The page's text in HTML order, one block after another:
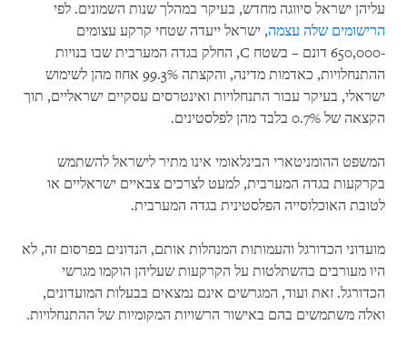
עליהן ישראל סיווגה מחדש, בעיקר במהלך שנות השמונים. לפי
הרישומים שלה עצמה, ישראל ייעדה שטחי קרקע עצומים
-650,000 דונם – בשטח C, החלק בגדה המערבית שבו בנויות
ההתנחלויות, כאדמות מדינה, והקצתה 99.3% אחוז מהן לשימוש
ישראלי, בעיקר עבור התנחלויות ואינטרסים עסקיים ישראליים, תוך
הקצאה של 0.7% בלבד מהן לפלסטינים.
המשפט ההומניטארי הבינלאומי אינו מתיר לישראל להשתמש
בקרקעות בגדה המערבית, למעט לצרכים צבאיים ישראליים או
לטובת האוכלוסייה הפלסטינית בגדה המערבית.
מועדוני הכדורגל והעמותות המנהלות אותם, הנדונים בפרסום זה, לא
היו מעורבים בהשתלטות על הקרקעות שעליהן הוקמו מגרשי
הכדורגל. זאת ועוד, המגרשים אינם נמצאים בבעלות המועדונים,
ואלה משתמשים בהם באישור הרשויות המקומיות של ההתנחלויות.